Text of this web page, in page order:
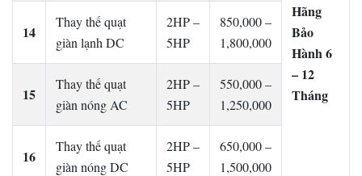
Hãng
Bảo
Hành 6
– 12
Tháng
14
Thay thế quạt
giàn lạnh DC
2HP –
5HP
850,000 –
1,800,000
15
Thay thế quạt
giàn nóng AC
2HP –
5HP
550,000 –
1,250,000
16
Thay thế quạt
giàn nóng DC
2HP –
5HP
650,000 –
1,500,000